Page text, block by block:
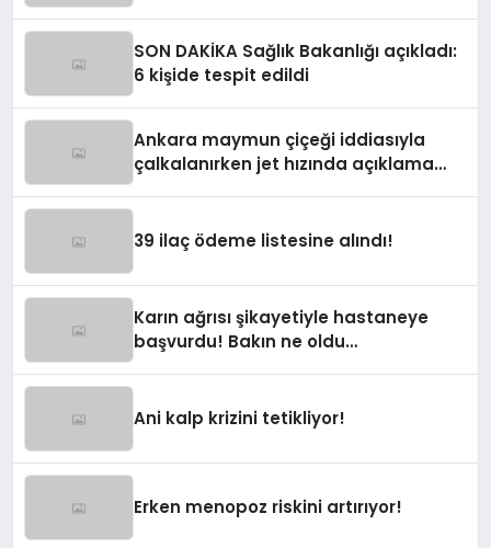
SON DAKİKA Sağlık Bakanlığı açıkladı:
6 kişide tespit edildi
Ankara maymun çiçeği iddiasıyla
çalkalanırken jet hızında açıklama
39 ilaç ödeme listesine alındı!
Karın ağrısı şikayetiyle hastaneye
başvurdu! Bakın ne oldu…
Ani kalp krizini tetikliyor!
Erken menopoz riskini artırıyor!